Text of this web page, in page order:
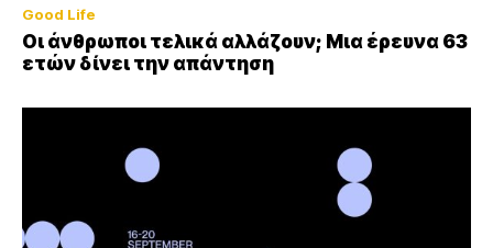
Good Life
Οι άνθρωποι τελικά αλλάζουν; Μια έρευνα 63
ετών δίνει την απάντηση